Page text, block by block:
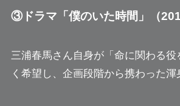
③ドラマ「僕のいた時間」（
三浦春馬さん自身が「命に関わる役
く希望し、企画段階から携わった渾